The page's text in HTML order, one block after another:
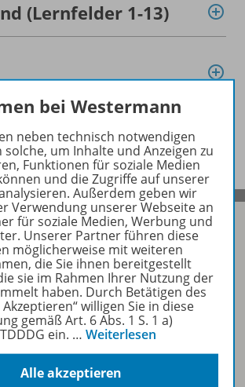
(Lernfelder 1-13)
Service
Newsletter anmelden
bei Westermann
neben technisch notwendigen
solche, um Inhalte und Anzeigen zu
Funktionen für soziale Medien
und die Zugriffe auf unserer
Außerdem geben wir
Verwendung unserer Webseite an
für soziale Medien, Werbung und
Unserer Partner führen diese
möglicherweise mit weiteren
die Sie ihnen bereitgestellt
sie im Rahmen Ihrer Nutzung der
haben. Durch Betätigen des
willigen Sie in diese
gemäß Art. 6 Abs. 1 S. 1 a)
ein. … Weiterlesen
Alle akzeptieren